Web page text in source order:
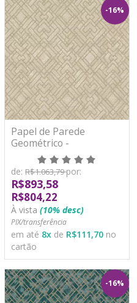
-16%
Papel de Parede
Geométrico -
Metropolitan Stories 3 -
AS388283 - Vinílico
de: R$1.063,79por:
R$893,58
R$804,22
À vista (10% desc)
PIX/transferência
em até 8x de R$111,70 no
cartão
-16%